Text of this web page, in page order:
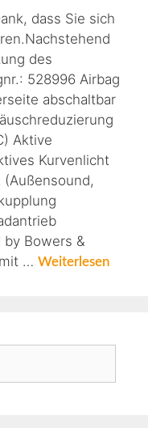
dass Sie sich
des
528996 Airbag
abschaltbar
Aktive
Kurvenlicht
Bowers &
… Weiterlesen